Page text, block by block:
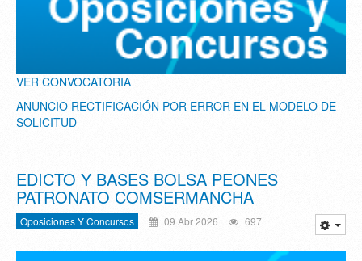
VER CONVOCATORIA
ANUNCIO RECTIFICACIÓN POR ERROR EN EL MODELO DE
SOLICITUD
EDICTO Y BASES BOLSA PEONES
PATRONATO COMSERMANCHA
Oposiciones Y Concursos 09 Abr 2026 697